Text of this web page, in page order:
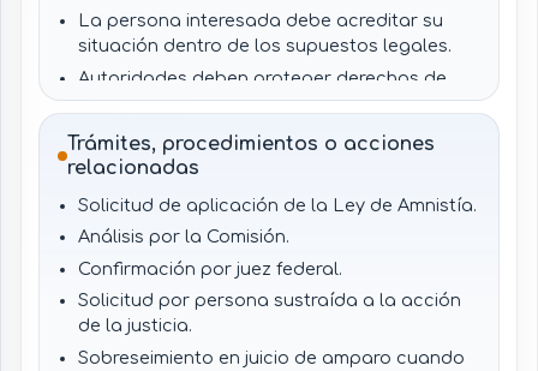
La persona interesada debe acreditar su
situación dentro de los supuestos legales.
Autoridades deben proteger derechos de
víctimas y responsabilidad civil subsistente.
Trámites, procedimientos o acciones
relacionadas
Solicitud de aplicación de la Ley de Amnistía.
Análisis por la Comisión.
Confirmación por juez federal.
Solicitud por persona sustraída a la acción
de la justicia.
Sobreseimiento en juicio de amparo cuando